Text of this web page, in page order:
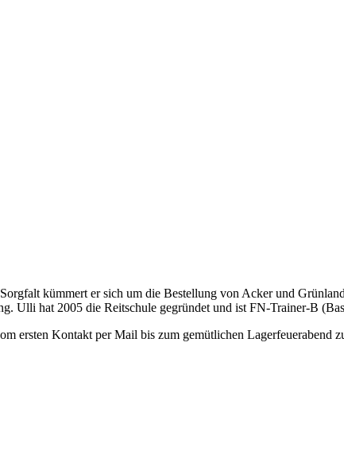
kümmert er sich um die Bestellung von Acker und
Ulli hat 2005 die Reitschule gegründet und ist FN-Trainer-B
ersten Kontakt per Mail bis zum gemütlichen